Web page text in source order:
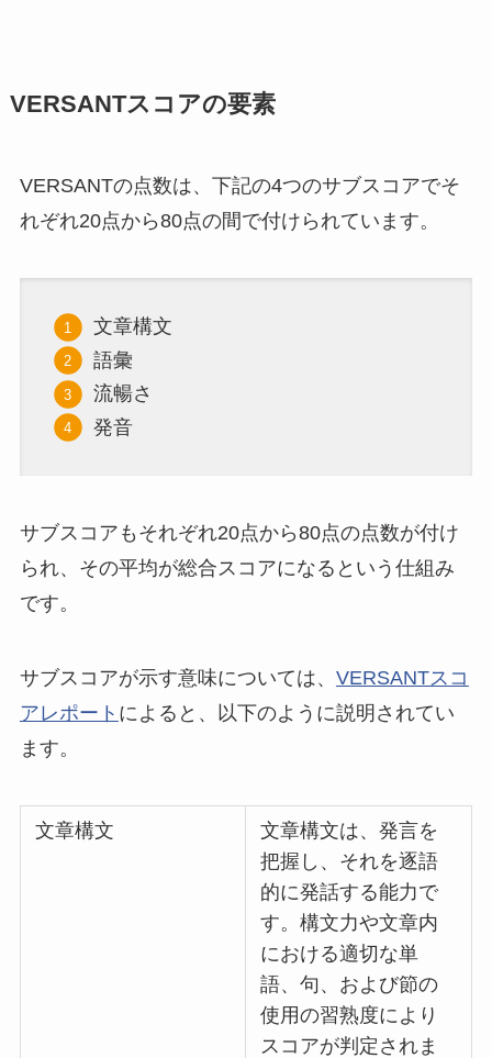
VERSANTスコアの要素
VERSANTの点数は、下記の4つのサブスコアでそ
れぞれ20点から80点の間で付けられています。
文章構文
語彙
流暢さ
発音
サブスコアもそれぞれ20点から80点の点数が付け
られ、その平均が総合スコアになるという仕組み
です。
サブスコアが示す意味については、 VERSANTスコ
アレポート によると、以下のように説明されてい
ます。
文章構文
文章構文は、発言を
把握し、それを逐語
的に発話する能力で
す。構文力や文章内
における適切な単
語、句、および節の
使用の習熟度により
スコアが判定されま